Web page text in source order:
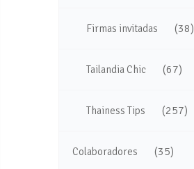
Firmas invitadas (38)
Tailandia Chic (67)
Thainess Tips (257)
Colaboradores (35)